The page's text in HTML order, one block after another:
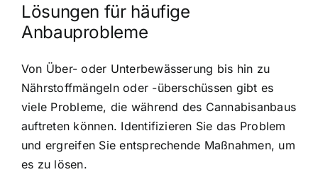
Lösungen für häufige
Anbauprobleme
Von Über- oder Unterbewässerung bis hin zu
Nährstoffmängeln oder -überschüssen gibt es
viele Probleme, die während des Cannabisanbaus
auftreten können. Identifizieren Sie das Problem
und ergreifen Sie entsprechende Maßnahmen, um
es zu lösen.